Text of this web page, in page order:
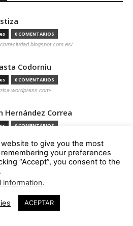
0 COMENTARIOS
Codorniu
0 COMENTARIOS
Hernández Correa
0 COMENTARIOS
Díaz Camacho
Blanco
to give you the most
your preferences
“Accept”, you consent to the
information.
ACEPTAR